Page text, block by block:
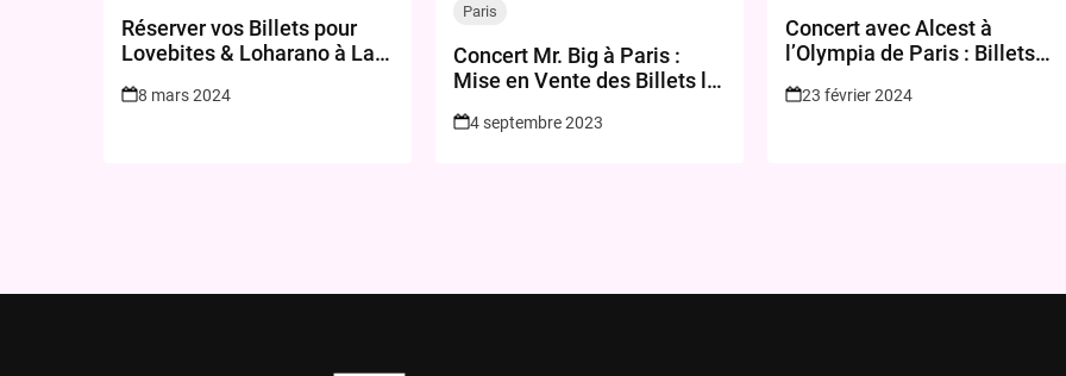
Réserver vos Billets pour
Lovebites & Loharano à La
Juin 2024
8 mars 2024
Paris
Concert Mr. Big à Paris :
Mise en Vente des Billets le
4 septembre 2023
Concert avec Alcest à
l’Olympia de Paris : Billets
23 février 2024